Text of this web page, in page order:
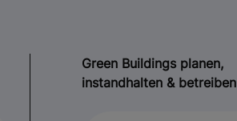
Green Buildings planen,
instandhalten & betreiben